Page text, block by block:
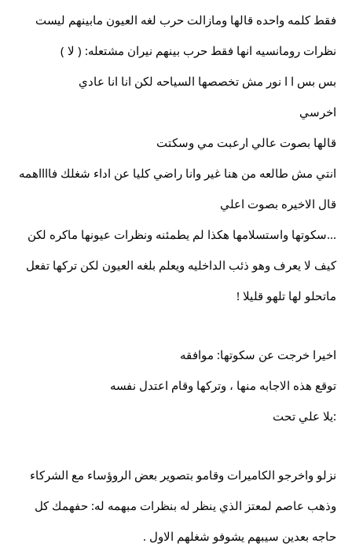
فقط كلمه واحده قالها ومازالت حرب لغه العيون مابينهم ليست
نظرات رومانسيه انها فقط حرب بينهم نيران مشتعله: ( لا )
بس بس ا ا نور مش تخصصها السياحه لكن انا انا عادي
اخرسي
قالها بصوت عالي ارعبت مي وسكتت
انتي مش طالعه من هنا غير وانا راضي كليا عن اداء شغلك فااااهمه
قال الاخيره بصوت اعلي
...سكوتها واستسلامها هكذا لم يطمئنه ونظرات عيونها ماكره لكن
كيف لا يعرف وهو ذئب الداخليه ويعلم بلغه العيون لكن تركها تفعل
ماتحلو لها تلهو قليلا !
اخيرا خرجت عن سكوتها: موافقه
توقع هذه الاجابه منها ، وتركها وقام اعتدل نفسه
:يلا علي تحت
نزلو واخرجو الكاميرات وقامو بتصوير بعض الروؤساء مع الشركاء
وذهب عاصم لمعتز الذي ينظر له بنظرات مبهمه له: حفهمك كل
حاجه بعدين سيبهم يشوفو شغلهم الاول .